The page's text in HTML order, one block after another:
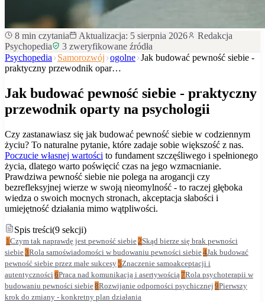
8 min czytania Aktualizacja: 5 sierpnia 2026
Redakcja
Psychopedia
3 zweryfikowane źródła
Psychopedia
Samorozwój ogolne Jak budować pewność siebie -
praktyczny przewodnik opar…
Jak budować pewność siebie - praktyczny
przewodnik oparty na psychologii
Czy zastanawiasz się jak budować pewność siebie w codziennym
życiu? To naturalne pytanie, które zadaje sobie większość z nas.
Poczucie własnej wartości to fundament szczęśliwego i spełnionego
życia, dlatego warto poświęcić czas na jego wzmacnianie.
Prawdziwa pewność siebie nie polega na arogancji czy
bezrefleksyjnej wierze w swoją nieomylność - to raczej głęboka
wiedza o swoich mocnych stronach, akceptacja słabości i
umiejętność działania mimo wątpliwości.
Spis treści(9 sekcji)
1 Czym tak naprawdę jest pewność siebie2Skąd bierze się brak pewności
siebie3Rola samoświadomości w budowaniu pewności siebie4Jak budować
pewność siebie przez małe sukcesy5Znaczenie samoakceptacji i
autentyczności 6Praca nad komunikacją i asertywością 7Rola psychoterapii w
budowaniu pewności siebie8Rozwijanie odporności psychicznej 9Pierwszy
krok do zmiany - konkretny plan działania